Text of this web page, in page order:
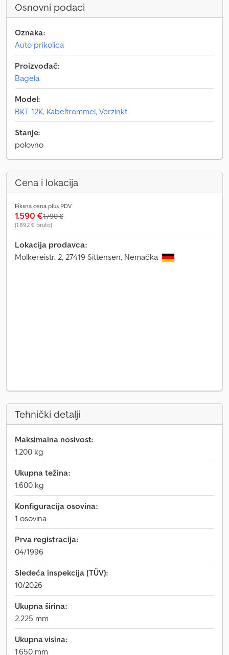
Osnovni podaci
Oznaka:
Auto prikolica
Proizvođač:
Bagela
Model:
BKT 12K, Kabeltrommel, Verzinkt
Stanje:
polovno
Cena i lokacija
Fiksna cena plus PDV
1.590 €1.790 €
(1.892 € bruto)
Lokacija prodavca:
Molkereistr. 2, 27419 Sittensen, Nemačka
Tehnički detalji
Maksimalna nosivost:
1.200 kg
Ukupna težina:
1.600 kg
Konfiguracija osovina:
1 osovina
Prva registracija:
04/1996
Sledeća inspekcija (TÜV):
10/2026
Ukupna širina:
2.225 mm
Ukupna visina:
1.650 mm